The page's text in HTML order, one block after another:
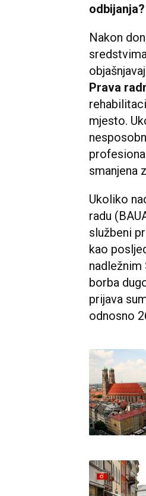
odbijanja?
Nakon
Prava
mjesto.
smanjena
Ukoliko
radu
službeni
kao
borba
prijava
odnosno